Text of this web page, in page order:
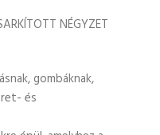
NÉGYZET
gombáknak,
és